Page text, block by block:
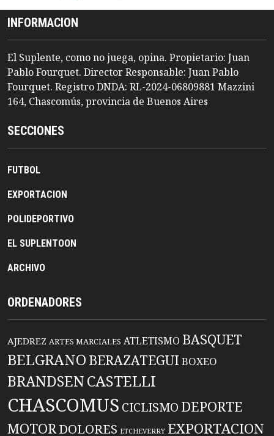
INFORMACION
El Suplente, como no juega, opina. Propietario: Juan
Pablo Fourquet. Director Responsable: Juan Pablo
Fourquet. Registro DNDA: RL-2024-06809881 Mazzini
164, Chascomús, provincia de Buenos Aires
SECCIONES
FUTBOL
EXPORTACION
POLIDEPORTIVO
EL SUPLENTOON
ARCHIVO
ORDENADORES
AJEDREZ ARTES MARCIALES ATLETISMO BASQUET
BELGRANO BERAZATEGUIBOXEO
BRANDSENCASTELLI
CHASCOMUS CICLISMO DEPORTE
MOTORDOLORES ETCHEVERRY EXPORTACION